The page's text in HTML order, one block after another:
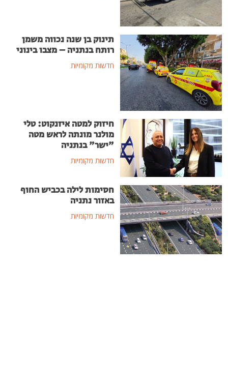
תינוק בן שנה נכווה משמן
רותח בנתניה – מצבו בינוני
חדשות מקומיות
חיזוק למטה איזנקוט: טלי
מולנר מונתה לראש מטה
"ישר" בנתניה
חדשות מקומיות
חסימות לילה בכביש החוף
באזור נתניה
חדשות מקומיות